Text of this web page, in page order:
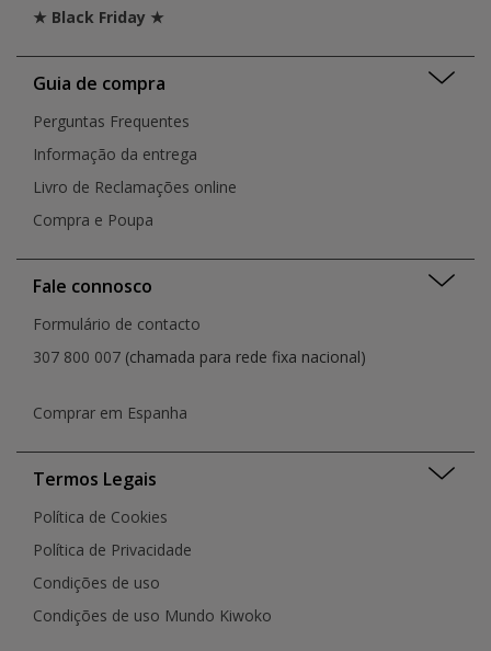
★ Black Friday ★
Guia de compra
Perguntas Frequentes
Informação da entrega
Livro de Reclamações online
Compra e Poupa
Fale connosco
Formulário de contacto
307 800 007 (chamada para rede fixa nacional)
Comprar em Espanha
Termos Legais
Política de Cookies
Política de Privacidade
Condições de uso
Condições de uso Mundo Kiwoko